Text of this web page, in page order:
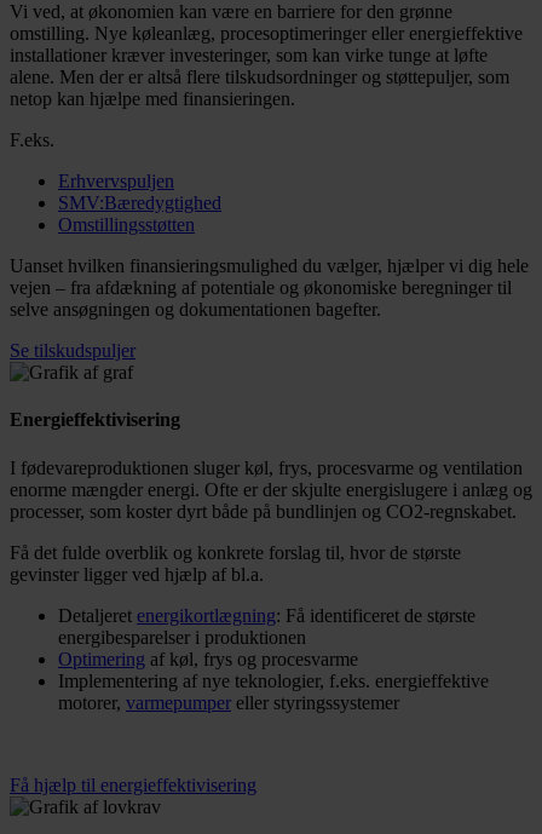
Vi ved, at økonomien kan være en barriere for den grønne
omstilling. Nye køleanlæg, procesoptimeringer eller energieffektive
installationer kræver investeringer, som kan virke tunge at løfte
alene. Men der er altså flere tilskudsordninger og støttepuljer, som
netop kan hjælpe med finansieringen.
F.eks.
Erhvervspuljen
SMV:Bæredygtighed
Omstillingsstøtten
Uanset hvilken finansieringsmulighed du vælger, hjælper vi dig hele
vejen – fra afdækning af potentiale og økonomiske beregninger til
selve ansøgningen og dokumentationen bagefter.
Se tilskudspuljer
Energieffektivisering
I fødevareproduktionen sluger køl, frys, procesvarme og ventilation
enorme mængder energi. Ofte er der skjulte energislugere i anlæg og
processer, som koster dyrt både på bundlinjen og CO2-regnskabet.
Få det fulde overblik og konkrete forslag til, hvor de største
gevinster ligger ved hjælp af bl.a.
Detaljeret energikortlægning: Få identificeret de største
energibesparelser i produktionen
Optimering af køl, frys og procesvarme
Implementering af nye teknologier, f.eks. energieffektive
motorer, varmepumper eller styringssystemer
Få hjælp til energieffektivisering